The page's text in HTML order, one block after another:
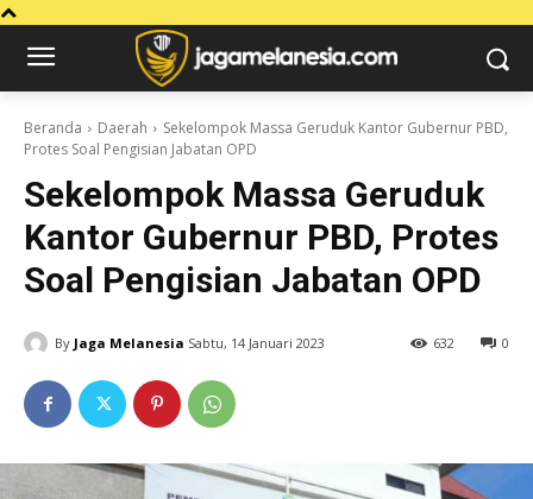
Beranda Daerah
Sekelompok Massa Geruduk Kantor Gubernur PBD,
Protes Soal Pengisian Jabatan OPD
Sekelompok Massa Geruduk
Kantor Gubernur PBD, Protes
Soal Pengisian Jabatan OPD
By Jaga Melanesia Sabtu, 14 Januari 2023 0
632